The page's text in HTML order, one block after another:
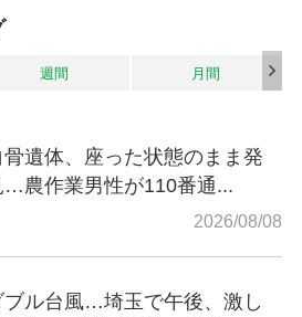
週間 月間
骨遺体、座った状態のまま発
…農作業男性が110番通...
2026/08/08
ブル台風…埼玉で午後、激し